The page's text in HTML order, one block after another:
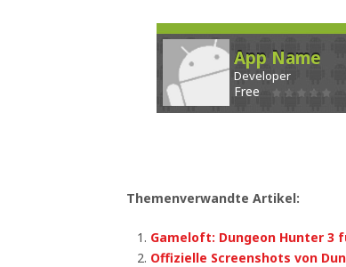
App Name
Developer
Free
Themenverwandte Artikel:
Gameloft: Dungeon Hunter 3
Offizielle Screenshots von